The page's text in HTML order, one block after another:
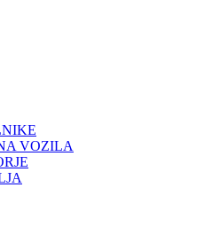
VOZILA